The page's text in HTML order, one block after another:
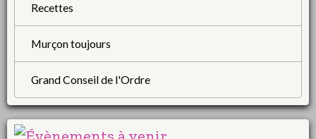
Recettes
Murçon toujours
Grand Conseil de l'Ordre